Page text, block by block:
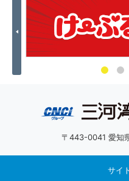
Previous
〒443-0041 愛知
サイ